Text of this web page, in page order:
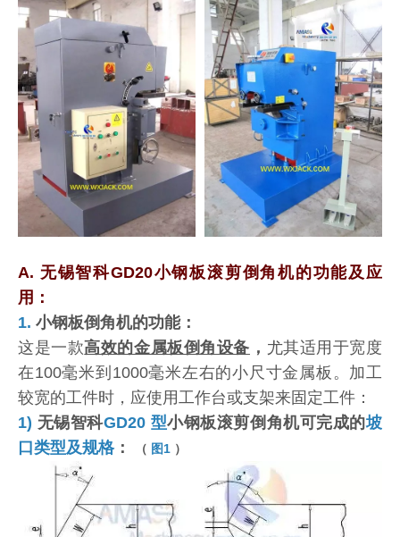
A. 无锡智科GD20小钢板滚剪倒角机的功能及应
用：
1. 小钢板倒角机的功能：
这是一款高效的金属板倒角设备 ， 尤其适用于宽度
在100毫米到1000毫米左右的小尺寸金属板。加工
较宽的工件时，应使用工作台或支架来固定工件：
1) 无锡智科GD20 型小钢板滚剪倒角机可完成的坡
口类型及规格： （ 图1 ）